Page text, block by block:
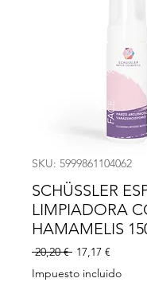
SKU: 5999861104062
SCHÜSSLER
LIMPIADORA
HAMAMELIS
20,20 € Precio
17,17 €
de
oferta
Impuesto incluido